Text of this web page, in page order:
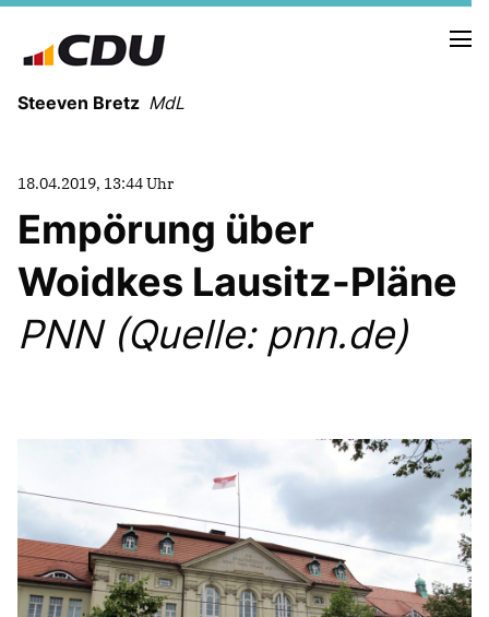
Steeven Bretz MdL
VITA
WAHLKREISBESUCHE
PRESSEFOTOS
MEIN BÜRGERBÜRO
ZIELE
Redebeiträge
Anträge CDU
Kleine Anfragen
CDU Deutschland
18.04.2019, 13:44 Uhr
Empörung über
Woidkes Lausitz-Pläne
PNN (Quelle: pnn.de)